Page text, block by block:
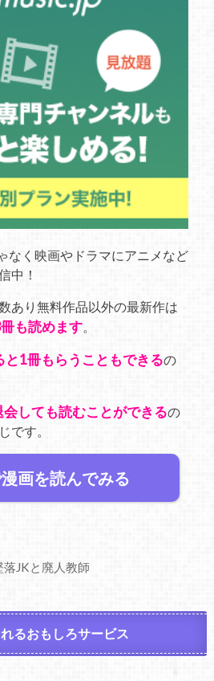
なく映画やドラマにアニメなど
中！
あり無料作品以外の最新作は
も読めます。
と1冊もらうこともできるの
しても読むことができるの
です。
画を読んでみる
るおもしろサービス